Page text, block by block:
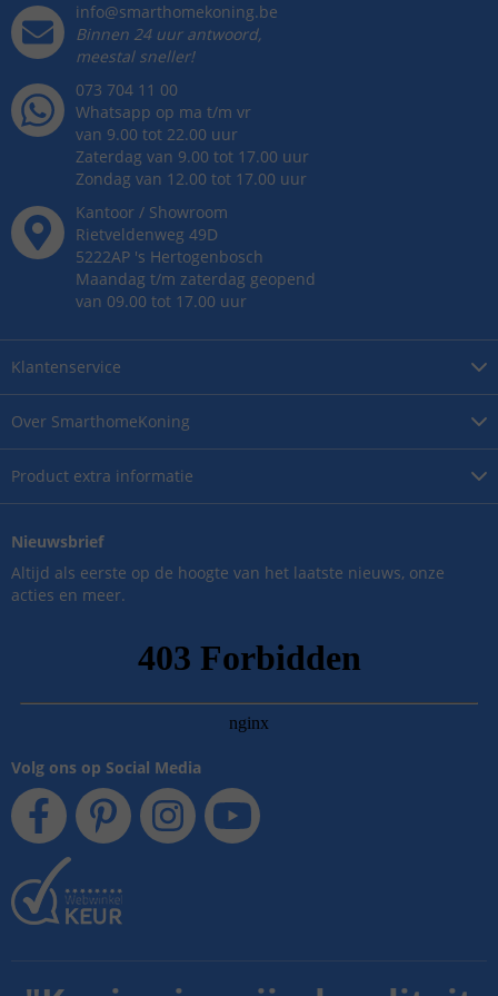
Over SmarthomeKoning
Product extra informatie
Klantenservice
info@smarthomekoning.be
Binnen 24 uur antwoord,
meestal sneller!
073 704 11 00
Whatsapp op ma t/m vr
van 9.00 tot 22.00 uur
Zaterdag van 9.00 tot 17.00 uur
Zondag van 12.00 tot 17.00 uur
Kantoor / Showroom
Rietveldenweg 49D
5222AP 's Hertogenbosch
Maandag t/m zaterdag geopend
van 09.00 tot 17.00 uur
Nieuwsbrief
Altijd als eerste op de hoogte van het laatste nieuws, onze
acties en meer.
Volg ons op Social Media